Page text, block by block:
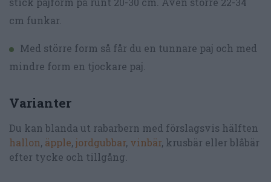
cm funkar.
Med större form så får du en tunnare paj och med
mindre form en tjockare paj.
Varianter
Du kan blanda ut rabarbern med förslagsvis hälften
hallon, äpple, jordgubbar, vinbär, krusbär eller blåbär
efter tycke och tillgång.